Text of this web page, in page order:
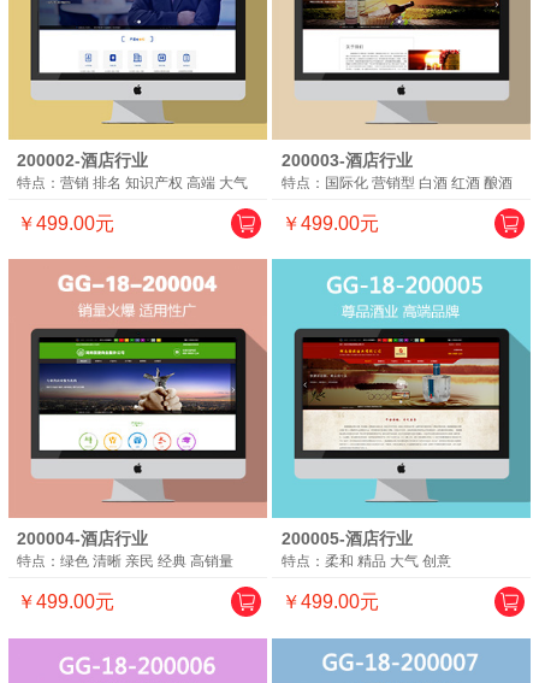
200002-酒店行业
特点：营销 排名 知识产权 高端 大气
￥499.00元
200003-酒店行业
特点：国际化 营销型 白酒 红酒 酿酒
￥499.00元
200004-酒店行业
特点：绿色 清晰 亲民 经典 高销量
￥499.00元
200005-酒店行业
特点：柔和 精品 大气 创意
￥499.00元